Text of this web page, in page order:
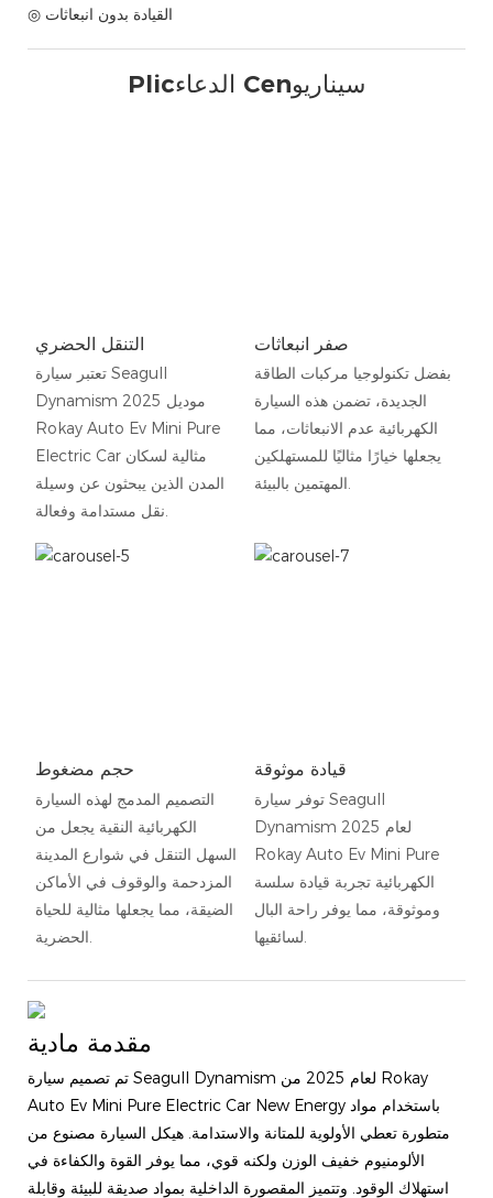
◎ القيادة بدون انبعاثات
Plicالدعاء Cenسيناريو
التنقل الحضري
تعتبر سيارة Seagull
Dynamism موديل 2025
Rokay Auto Ev Mini Pure
Electric Car مثالية لسكان
المدن الذين يبحثون عن وسيلة
نقل مستدامة وفعالة.
صفر انبعاثات
بفضل تكنولوجيا مركبات الطاقة
الجديدة، تضمن هذه السيارة
الكهربائية عدم الانبعاثات، مما
يجعلها خيارًا مثاليًا للمستهلكين
المهتمين بالبيئة.
حجم مضغوط
التصميم المدمج لهذه السيارة
الكهربائية النقية يجعل من
السهل التنقل في شوارع المدينة
المزدحمة والوقوف في الأماكن
الضيقة، مما يجعلها مثالية للحياة
قيادة موثوقة
توفر سيارة Seagull
Dynamism لعام 2025
Rokay Auto Ev Mini Pure
الكهربائية تجربة قيادة سلسة
وموثوقة، مما يوفر راحة البال
مقدمة مادية
تم تصميم سيارة Seagull Dynamism لعام 2025 من Rokay
Auto Ev Mini Pure Electric Car New Energy باستخدام مواد
متطورة تعطي الأولوية للمتانة والاستدامة. هيكل السيارة مصنوع من
الألومنيوم خفيف الوزن ولكنه قوي، مما يوفر القوة والكفاءة في
استهلاك الوقود. وتتميز المقصورة الداخلية بمواد صديقة للبيئة وقابلة